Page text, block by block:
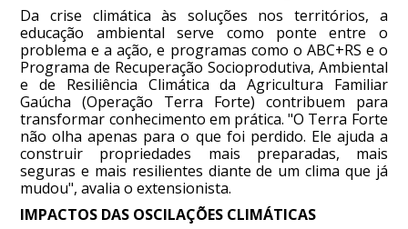
Da crise climática às soluções nos territórios, a
educação ambiental serve como ponte entre o
problema e a ação, e programas como o ABC+RS e o
Programa de Recuperação Socioprodutiva, Ambiental
e de Resiliência Climática da Agricultura Familiar
Gaúcha (Operação Terra Forte) contribuem para
transformar conhecimento em prática. "O Terra Forte
não olha apenas para o que foi perdido. Ele ajuda a
construir propriedades mais preparadas, mais
seguras e mais resilientes diante de um clima que já
mudou", avalia o extensionista.
IMPACTOS DAS OSCILAÇÕES CLIMÁTICAS